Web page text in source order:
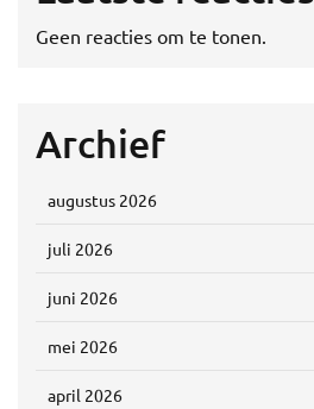
Geen reacties om te tonen.
Archief
augustus 2026
juli 2026
juni 2026
mei 2026
april 2026